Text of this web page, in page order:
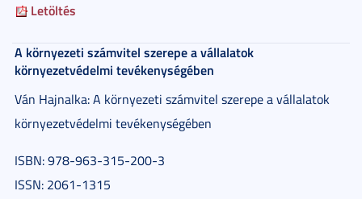
Letöltés
A környezeti számvitel szerepe a vállalatok
környezetvédelmi tevékenységében
Ván Hajnalka: A környezeti számvitel szerepe a vállalatok
környezetvédelmi tevékenységében
ISBN: 978-963-315-200-3
ISSN: 2061-1315